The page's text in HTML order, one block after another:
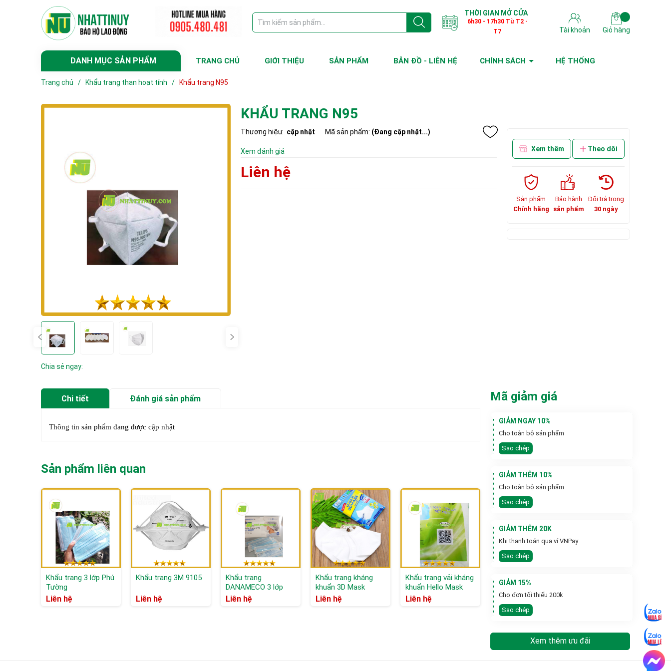
THỜI GIAN MỞ CỬA
6h30 - 17h30 Từ T2 -
T7
Tài khoản Giỏ hàng
DANH MỤC SẢN PHẨM TRANG CHỦ GIỚI THIỆU SẢN PHẨM BẢN ĐỒ - LIÊN HỆ CHÍNH SÁCH HỆ THỐNG
Trang chủ / Khẩu trang than hoạt tính / Khẩu trang N95
Chia sẻ ngay:
KHẨU TRANG N95
Thương hiệu: cập nhật Mã sản phẩm: (Đang cập nhật...)
Xem đánh giá
Liên hệ
Xem thêm Theo dõi
Sản phẩm
Chính hãng
Bảo hành
sản phẩm
Đổi trả trong
30 ngày
Chi tiết Đánh giá sản phẩm
Thông tin sản phẩm đang được cập nhật
Sản phẩm liên quan
Khẩu trang 3 lớp Phú
Tường
Liên hệ
Khẩu trang 3M 9105
Liên hệ
Khẩu trang
DANAMECO 3 lớp
Liên hệ
Khẩu trang kháng
khuẩn 3D Mask
Liên hệ
Khẩu trang vải kháng
khuẩn Hello Mask
Liên hệ
Khẩu trang Medtecs
N95
Liên hệ
Mã giảm giá
GIẢM NGAY 10%
Cho toàn bộ sản phẩm
Sao chép
GIẢM THÊM 10%
Cho toàn bộ sản phẩm
Sao chép
GIẢM THÊM 20K
Khi thanh toán qua ví VNPay
Sao chép
GIẢM 15%
Cho đơn tối thiểu 200k
Sao chép
Xem thêm ưu đãi